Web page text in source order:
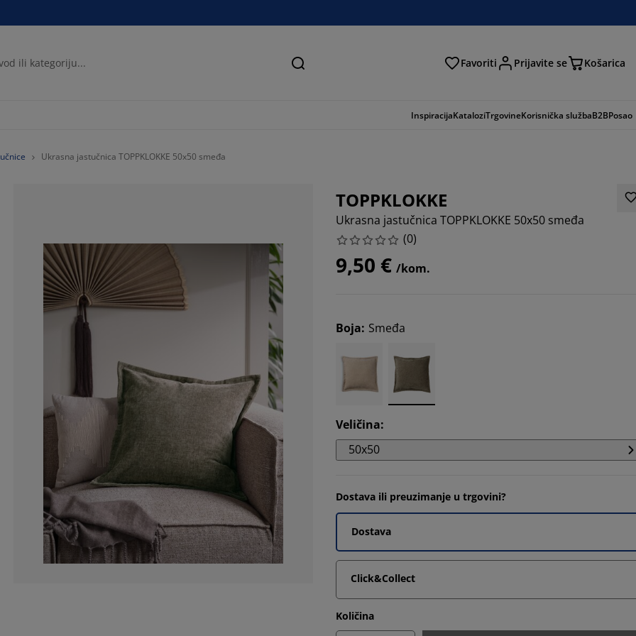
Pretraga Favoriti Prijavite se Košarica
InspiracijaKataloziTrgovineKorisnička službaB2BPosao
Ukrasna jastučnica TOPPKLOKKE 50x50 smeđa
TOPPKLOKKE
Ukrasna jastučnica TOPPKLOKKE 50x50 smeđa
(0)
9,50 € /kom.
Boja: Smeđa
Veličina:
50x50
Dostava ili preuzimanje u trgovini?
Dostava
Click&Collect
Količina